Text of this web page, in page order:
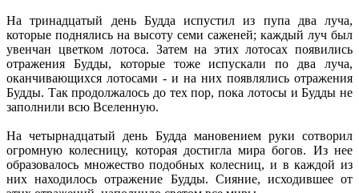
На тринадцатый день Будда испустил из пупа два луча,
которые поднялись на высоту семи саженей; каждый луч был
увенчан цветком лотоса. Затем на этих лотосах появились
отражения Будды, которые тоже испускали по два луча,
оканчивающихся лотосами - и на них появлялись отражения
Будды. Так продолжалось до тех пор, пока лотосы и Будды не
заполнили всю Вселенную.
На четырнадцатый день Будда мановением руки сотворил
огромную колесницу, которая достигла мира богов. Из нее
образовалось множество подобных колесниц, и в каждой из
них находилось отражение Будды. Сияние, исходившее от